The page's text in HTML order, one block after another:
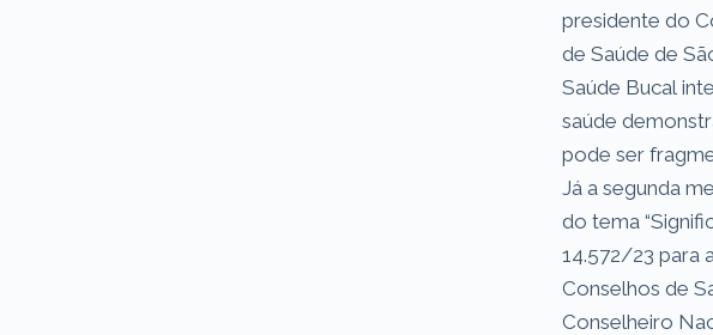
presidente do
de Saúde de
Saúde Bucal
saúde
pode ser
Já a segunda
do tema
14.572/23 para
Conselhos de
Conselheiro